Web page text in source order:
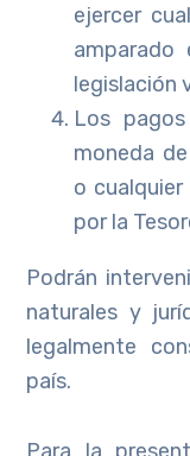
ejercer
legislación
Los
moneda
o
por la
Podrán
naturales y
legalmente
país.